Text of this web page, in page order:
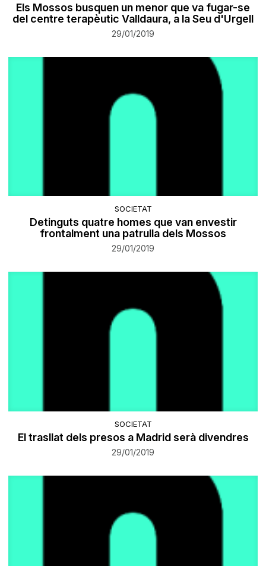
Els Mossos busquen un menor que va fugar-se
del centre terapèutic Valldaura, a la Seu d'Urgell
29/01/2019
SOCIETAT
Detinguts quatre homes que van envestir
frontalment una patrulla dels Mossos
29/01/2019
SOCIETAT
El trasllat dels presos a Madrid serà divendres
29/01/2019